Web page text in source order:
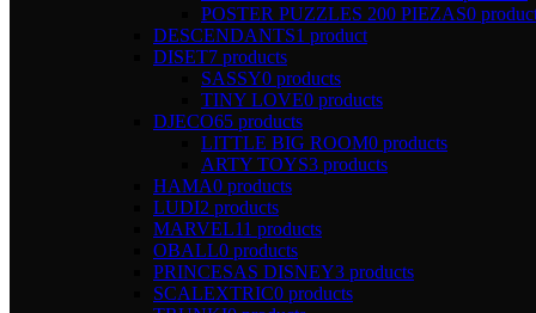
POSTER PUZZLES 200 PIEZAS0
DESCENDANTS1 product
DISET7 products
SASSY0 products
TINY LOVE0 products
DJECO65 products
LITTLE BIG ROOM0 products
ARTY TOYS3 products
HAMA0 products
LUDI2 products
MARVEL11 products
OBALL0 products
PRINCESAS DISNEY3 products
SCALEXTRIC0 products